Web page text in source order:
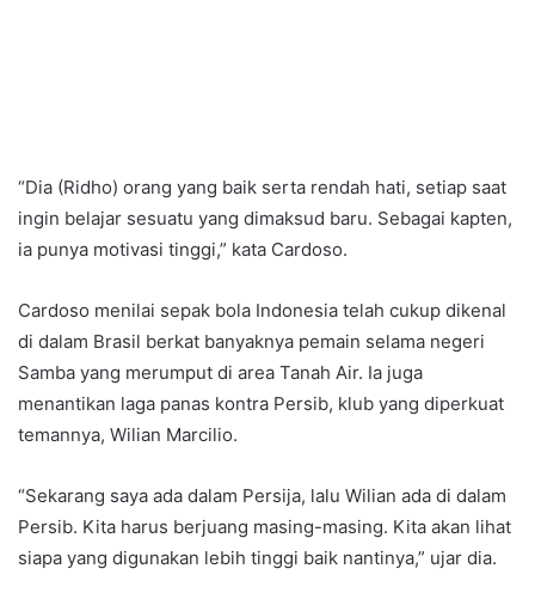
“Dia (Ridho) orang yang baik serta rendah hati, setiap saat
ingin belajar sesuatu yang dimaksud baru. Sebagai kapten,
ia punya motivasi tinggi,” kata Cardoso.
Cardoso menilai sepak bola Indonesia telah cukup dikenal
di dalam Brasil berkat banyaknya pemain selama negeri
Samba yang merumput di area Tanah Air. Ia juga
menantikan laga panas kontra Persib, klub yang diperkuat
temannya, Wilian Marcilio.
“Sekarang saya ada dalam Persija, lalu Wilian ada di dalam
Persib. Kita harus berjuang masing-masing. Kita akan lihat
siapa yang digunakan lebih tinggi baik nantinya,” ujar dia.